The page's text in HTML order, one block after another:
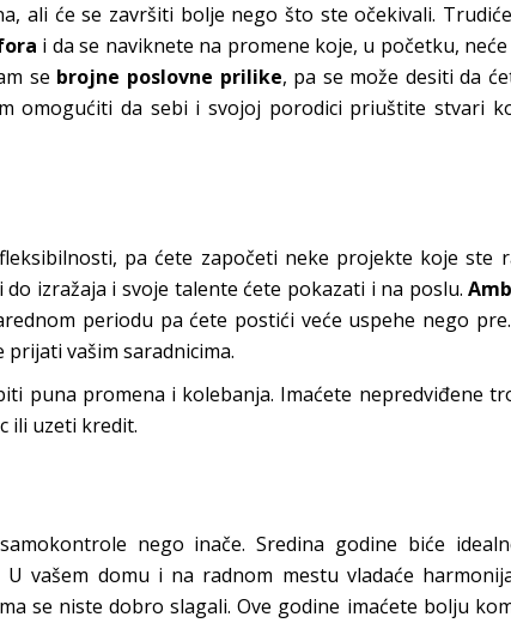
ali će se završiti bolje nego što ste očekivali.
i da se naviknete na promene koje, u početku,
se brojne poslovne prilike, pa se može desiti da
omogućiti da sebi i svojoj porodici priuštite stvari
pa ćete započeti neke projekte koje ste
do izražaja i svoje talente ćete pokazati i na poslu.
periodu pa ćete postići veće uspehe nego
vašim saradnicima.
puna promena i kolebanja. Imaćete nepredviđene
ili uzeti kredit.
nego inače. Sredina godine biće
vašem domu i na radnom mestu vladaće
se niste dobro slagali. Ove godine imaćete bolju